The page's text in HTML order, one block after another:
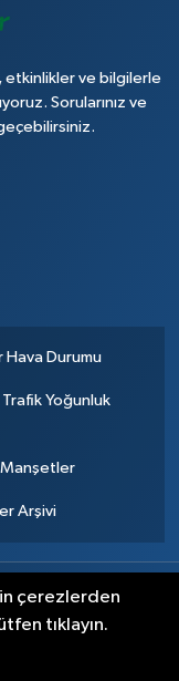
etkinlikler ve bilgilerle
Sorularınız ve
Hava Durumu
Trafik Yoğunluk
Manşetler
Arşivi
Gizlilik ilkeleri
çerezlerden
tıklayın.